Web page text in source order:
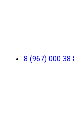
8 (967) 000 38